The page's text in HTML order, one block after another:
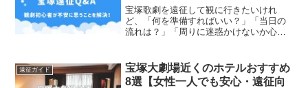
宝塚歌劇を遠征して観に行きたいけれ
ど、「何を準備すればいい？」「当日の
流れは？」「周りに迷惑かけないか心
問に思うことにわかりやすくお答えしま
す。Q. チケットってどうや...
遠征ガイド
宝塚大劇場近くのホテルおすすめ
8選【女性一人でも安心・遠征向